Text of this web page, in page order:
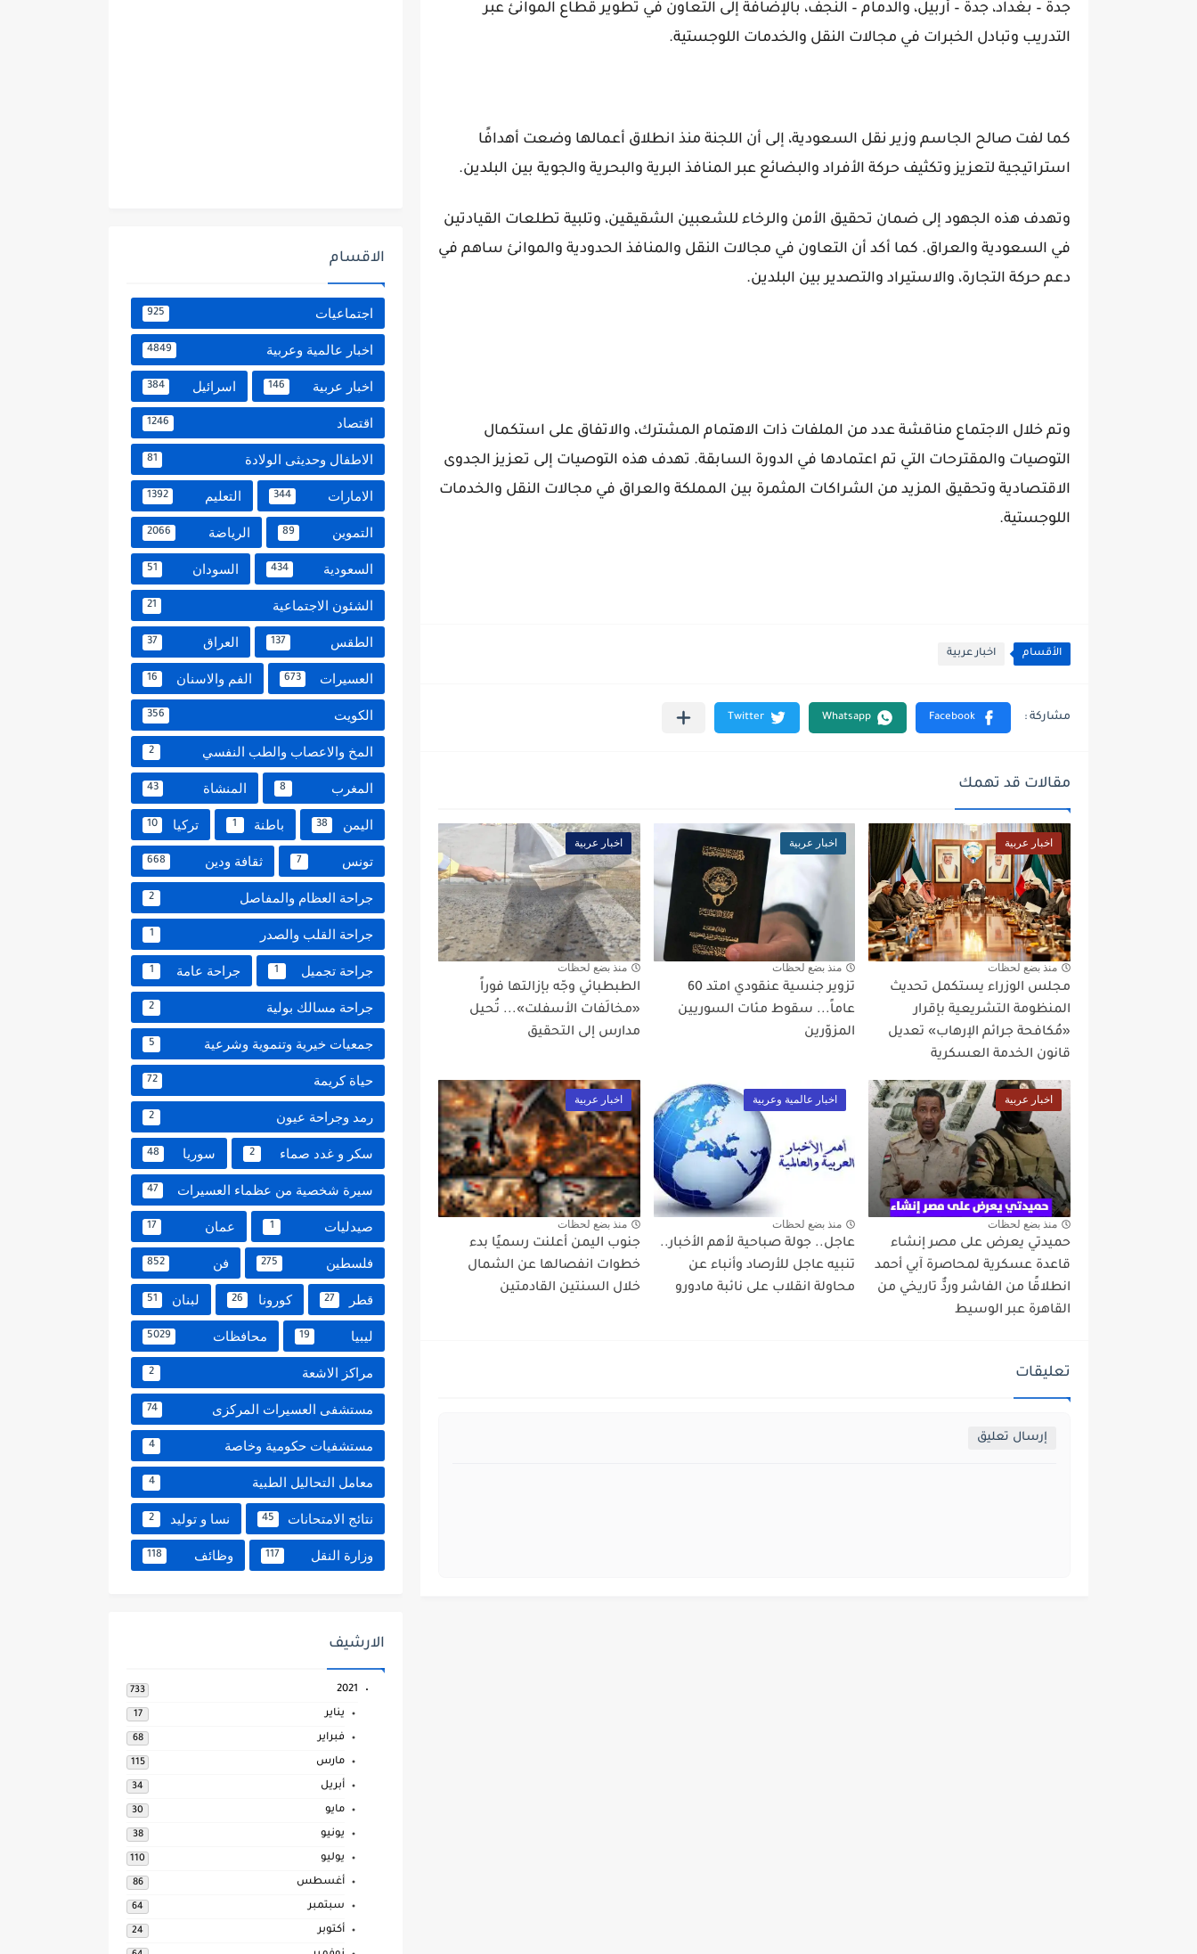
جدة – بغداد، جدة – أربيل، والدمام – النجف، بالإضافة إلى التعاون في تطوير قطاع الموانئ عبر
التدريب وتبادل الخبرات في مجالات النقل والخدمات اللوجستية.
كما لفت صالح الجاسم وزير نقل السعودية، إلى أن اللجنة منذ انطلاق أعمالها وضعت أهدافًا
استراتيجية لتعزيز وتكثيف حركة الأفراد والبضائع عبر المنافذ البرية والبحرية والجوية بين البلدين.
وتهدف هذه الجهود إلى ضمان تحقيق الأمن والرخاء للشعبين الشقيقين، وتلبية تطلعات القيادتين
في السعودية والعراق. كما أكد أن التعاون في مجالات النقل والمنافذ الحدودية والموانئ ساهم في
دعم حركة التجارة، والاستيراد والتصدير بين البلدين.
وتم خلال الاجتماع مناقشة عدد من الملفات ذات الاهتمام المشترك، والاتفاق على استكمال
التوصيات والمقترحات التي تم اعتمادها في الدورة السابقة. تهدف هذه التوصيات إلى تعزيز الجدوى
الاقتصادية وتحقيق المزيد من الشراكات المثمرة بين المملكة والعراق في مجالات النقل والخدمات
اللوجستية.
الأقسام اخبار عربية
مقالات قد تهمك
اخبار عربية
منذ بضع لحظات
مجلس الوزراء يستكمل تحديث
المنظومة التشريعية بإقرار
«مُكافحة جرائم الإرهاب» تعديل
قانون الخدمة العسكرية
اخبار عربية
منذ بضع لحظات
تزوير جنسية عنقودي امتد 60
عاماً... سقوط مئات السوريين
المزوّرين
اخبار عربية
منذ بضع لحظات
الطبطبائي وجّه بإزالتها فوراً
«مخالَفات الأسفلت»... تُحيل
مدارس إلى التحقيق
اخبار عربية
منذ بضع لحظات
حميدتي يعرض على مصر إنشاء
قاعدة عسكرية لمحاصرة آبي أحمد
انطلاقًا من الفاشر وردٌّ تاريخي من
القاهرة عبر الوسيط
اخبار عالمية وعربية
منذ بضع لحظات
عاجل.. جولة صباحية لأهم الأخبار..
تنبيه عاجل للأرصاد وأنباء عن
محاولة انقلاب على نائبة مادورو
اخبار عربية
منذ بضع لحظات
جنوب اليمن أعلنت رسميًا بدء
خطوات انفصالها عن الشمال
خلال السنتين القادمتين
تعليقات
إرسال تعليق
الاقسام
اجتماعيات 925
اخبار عالمية وعربية 4849
اخبار عربية 146 اسرائيل 384
اقتصاد 1246
الاطفال وحديثى الولادة 81
الامارات 344 التعليم 1392
التموين 89 الرياضة 2066
السعودية 434 السودان 51
الشئون الاجتماعية 21
الطقس 137 العراق 37
العسيرات 673 الفم والاسنان 16
الكويت 356
المخ والاعصاب والطب النفسي 2
المغرب 8 المنشاة 43
اليمن 38 باطنة 1 تركيا 10
تونس 7 ثقافة ودين 668
جراحة العظام والمفاصل 2
جراحة القلب والصدر 1
جراحة تجميل 1 جراحة عامة 1
جراحة مسالك بولية 2
جمعيات خيرية وتنموية وشرعية 5
حياة كريمة 72
رمد وجراحة عيون 2
سكر و غدد صماء 2 سوريا 48
سيرة شخصية من عظماء العسيرات 47
صيدليات 1 عمان 17
فلسطين 275 فن 852
قطر 27 كورونا 26 لبنان 51
ليبيا 19 محافظات 5029
مراكز الاشعة 2
مستشفى العسيرات المركزى 74
مستشفيات حكومية وخاصة 4
معامل التحاليل الطبية 4
نتائج الامتحانات 45 نسا و توليد 2
وزارة النقل 117 وظائف 118
الارشيف
2021
733
يناير 17
فبراير 68
مارس 115
أبريل 34
مايو 30
يونيو 38
يوليو 110
أغسطس 86
سبتمبر 64
أكتوبر 24